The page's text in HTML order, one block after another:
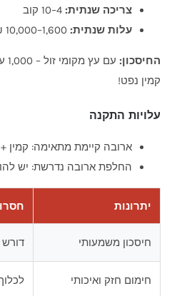
צריכה שנתית:4–10 קוב
עלות שנתית:1,600–10,000 ₪ בהתאם לסוג העץ
החיסכון:
קמין נפט!
עלויות התקנה
ארובה קיימת מתאימה: קמין + התקנה
החלפת ארובה נדרשת: יש להוסיף
יתרונות
חיסכון משמעותי דורש
חימום חזק ואיכותי לכלוך